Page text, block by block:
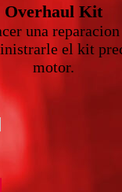
Overhaul Kit
una
el kit
motor.